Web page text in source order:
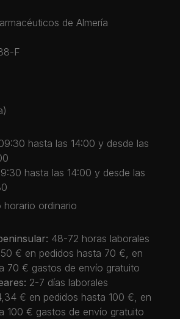
de Almería
F
hasta las 14:00 y desde las
hasta las 14:00 y desde las
horario ordinario
48-72 horas laborales
€ en pedidos hasta 70 €, en
70 € gastos de envío gratuito
2-7 días laborales
€ en pedidos hasta 100 €, en
100 € gastos de envío gratuito